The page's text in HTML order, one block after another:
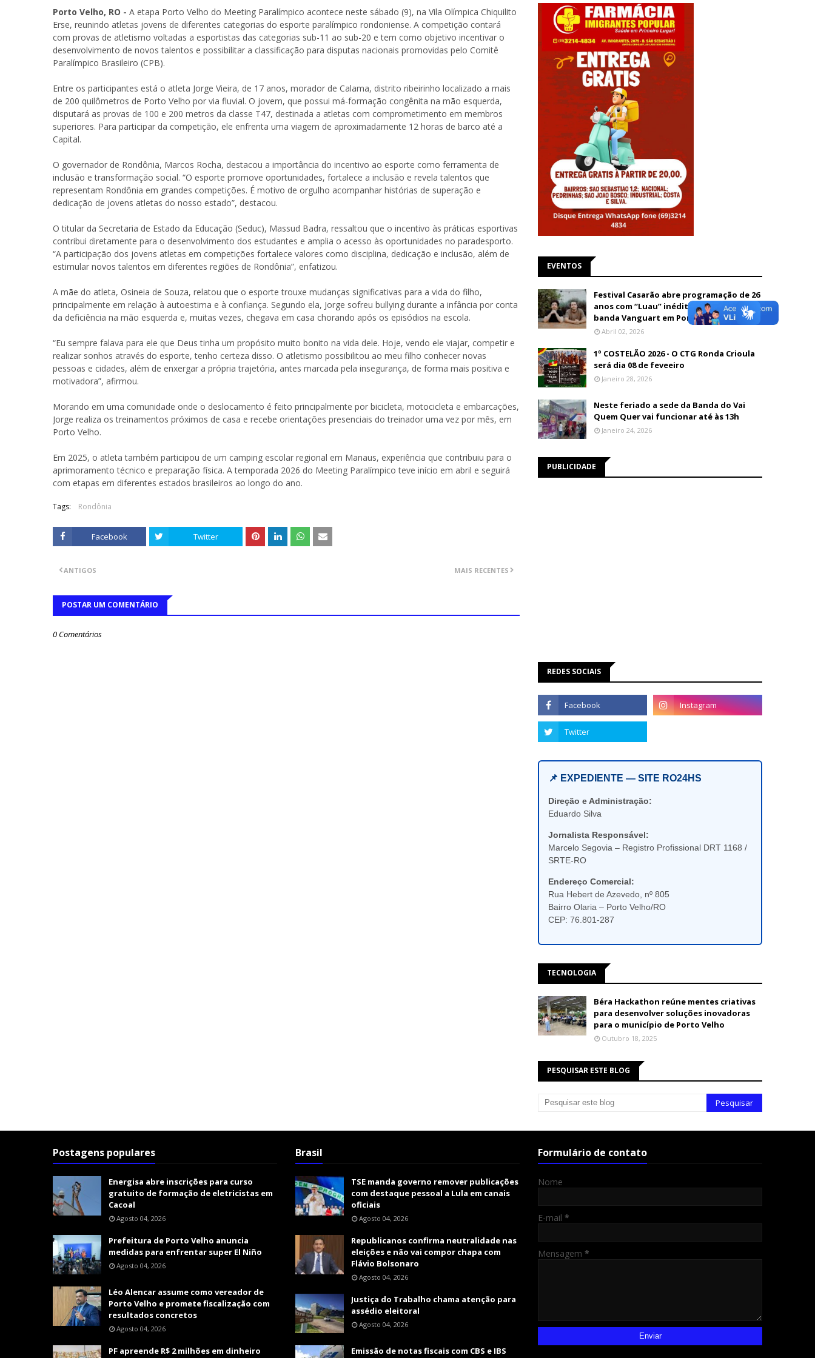
Porto Velho, RO - A etapa Porto Velho do Meeting Paralímpico acontece neste sábado (9), na Vila Olímpica Chiquilito
Erse, reunindo atletas jovens de diferentes categorias do esporte paralímpico rondoniense. A competição contará
com provas de atletismo voltadas a esportistas das categorias sub-11 ao sub-20 e tem como objetivo incentivar o
desenvolvimento de novos talentos e possibilitar a classificação para disputas nacionais promovidas pelo Comitê
Paralímpico Brasileiro (CPB).
Entre os participantes está o atleta Jorge Vieira, de 17 anos, morador de Calama, distrito ribeirinho localizado a mais
de 200 quilômetros de Porto Velho por via fluvial. O jovem, que possui má-formação congênita na mão esquerda,
disputará as provas de 100 e 200 metros da classe T47, destinada a atletas com comprometimento em membros
superiores. Para participar da competição, ele enfrenta uma viagem de aproximadamente 12 horas de barco até a
Capital.
O governador de Rondônia, Marcos Rocha, destacou a importância do incentivo ao esporte como ferramenta de
inclusão e transformação social. “O esporte promove oportunidades, fortalece a inclusão e revela talentos que
representam Rondônia em grandes competições. É motivo de orgulho acompanhar histórias de superação e
dedicação de jovens atletas do nosso estado”, destacou.
O titular da Secretaria de Estado da Educação (Seduc), Massud Badra, ressaltou que o incentivo às práticas esportivas
contribui diretamente para o desenvolvimento dos estudantes e amplia o acesso às oportunidades no paradesporto.
“A participação dos jovens atletas em competições fortalece valores como disciplina, dedicação e inclusão, além de
estimular novos talentos em diferentes regiões de Rondônia”, enfatizou.
A mãe do atleta, Osineia de Souza, relatou que o esporte trouxe mudanças significativas para a vida do filho,
principalmente em relação à autoestima e à confiança. Segundo ela, Jorge sofreu bullying durante a infância por conta
da deficiência na mão esquerda e, muitas vezes, chegava em casa chorando após os episódios na escola.
“Eu sempre falava para ele que Deus tinha um propósito muito bonito na vida dele. Hoje, vendo ele viajar, competir e
realizar sonhos através do esporte, tenho certeza disso. O atletismo possibilitou ao meu filho conhecer novas
pessoas e cidades, além de enxergar a própria trajetória, antes marcada pela insegurança, de forma mais positiva e
motivadora”, afirmou.
Morando em uma comunidade onde o deslocamento é feito principalmente por bicicleta, motocicleta e embarcações,
Jorge realiza os treinamentos próximos de casa e recebe orientações presenciais do treinador uma vez por mês, em
Porto Velho.
Em 2025, o atleta também participou de um camping escolar regional em Manaus, experiência que contribuiu para o
aprimoramento técnico e preparação física. A temporada 2026 do Meeting Paralímpico teve início em abril e seguirá
com etapas em diferentes estados brasileiros ao longo do ano.
Tags: Rondônia
Facebook Twitter
MAIS RECENTES
ANTIGOS
POSTAR UM COMENTÁRIO
0 Comentários
EVENTOS
Festival Casarão abre programação de 26
anos com “Luau” inédito e show da
banda Vanguart em Porto Velho
Abril 02, 2026
1º COSTELÃO 2026 - O CTG Ronda Crioula
será dia 08 de feveeiro
Janeiro 28, 2026
Neste feriado a sede da Banda do Vai
Quem Quer vai funcionar até às 13h
Janeiro 24, 2026
PUBLICIDADE
REDES SOCIAIS
📌 EXPEDIENTE — SITE RO24HS
Direção e Administração:
Eduardo Silva
Jornalista Responsável:
Marcelo Segovia – Registro Profissional DRT 1168 /
SRTE-RO
Endereço Comercial:
Rua Hebert de Azevedo, nº 805
Bairro Olaria – Porto Velho/RO
CEP: 76.801-287
TECNOLOGIA
Béra Hackathon reúne mentes criativas
para desenvolver soluções inovadoras
para o município de Porto Velho
Outubro 18, 2025
PESQUISAR ESTE BLOG
Postagens populares
Energisa abre inscrições para curso
gratuito de formação de eletricistas em
Cacoal
Agosto 04, 2026
Prefeitura de Porto Velho anuncia
medidas para enfrentar super El Niño
Agosto 04, 2026
Léo Alencar assume como vereador de
Porto Velho e promete fiscalização com
resultados concretos
Agosto 04, 2026
PF apreende R$ 2 milhões em dinheiro
Brasil
TSE manda governo remover publicações
com destaque pessoal a Lula em canais
oficiais
Agosto 04, 2026
Republicanos confirma neutralidade nas
eleições e não vai compor chapa com
Flávio Bolsonaro
Agosto 04, 2026
Justiça do Trabalho chama atenção para
assédio eleitoral
Agosto 04, 2026
Emissão de notas fiscais com CBS e IBS
Formulário de contato
Nome
E-mail *
Mensagem *